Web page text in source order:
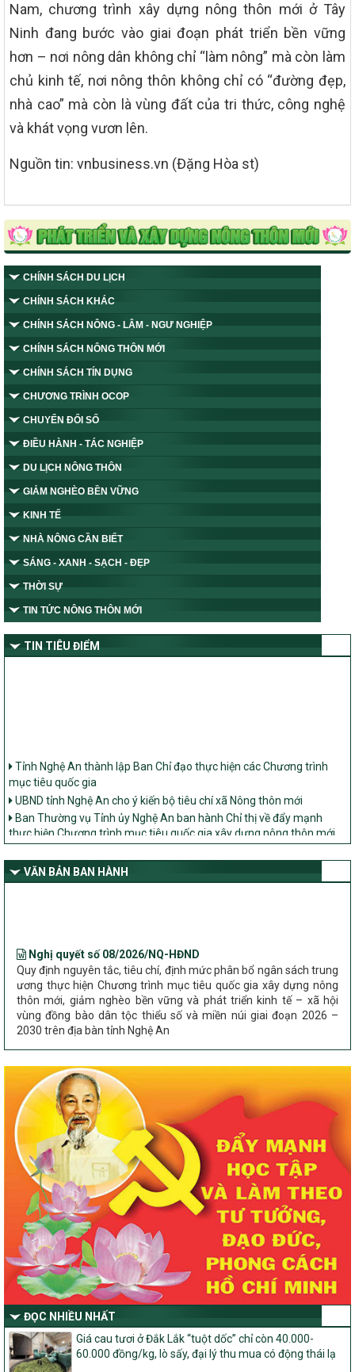
Nam, chương trình xây dựng nông thôn mới ở Tây
Ninh đang bước vào giai đoạn phát triển bền vững
hơn – nơi nông dân không chỉ “làm nông” mà còn làm
chủ kinh tế, nơi nông thôn không chỉ có “đường đẹp,
nhà cao” mà còn là vùng đất của tri thức, công nghệ
và khát vọng vươn lên.
Nguồn tin: vnbusiness.vn (Đặng Hòa st)
CHÍNH SÁCH DU LỊCH
CHÍNH SÁCH KHÁC
CHÍNH SÁCH NÔNG - LÂM - NGƯ NGHIỆP
CHÍNH SÁCH NÔNG THÔN MỚI
CHÍNH SÁCH TÍN DỤNG
CHƯƠNG TRÌNH OCOP
CHUYỂN ĐỔI SỐ
ĐIỀU HÀNH - TÁC NGHIỆP
DU LỊCH NÔNG THÔN
GIẢM NGHÈO BỀN VỮNG
KINH TẾ
NHÀ NÔNG CẦN BIẾT
SÁNG - XANH - SẠCH - ĐẸP
THỜI SỰ
TIN TỨC NÔNG THÔN MỚI
TIN TIÊU ĐIỂM
Tỉnh Nghệ An thành lập Ban Chỉ đạo thực hiện các Chương trình
mục tiêu quốc gia
UBND tỉnh Nghệ An cho ý kiến bộ tiêu chí xã Nông thôn mới
Ban Thường vụ Tỉnh ủy Nghệ An ban hành Chỉ thị về đẩy mạnh
thực hiện Chương trình mục tiêu quốc gia xây dựng nông thôn mới,
Nghệ An
VĂN BẢN BAN HÀNH
Quy định nguyên tắc, tiêu chí, định mức phân bổ ngân sách trung
ương thực hiện Chương trình mục tiêu quốc gia xây dựng nông
thôn mới, giảm nghèo bền vững và phát triển kinh tế – xã hội
vùng đồng bào dân tộc thiểu số và miền núi giai đoạn 2026 –
2030 trên địa bàn tỉnh Nghệ An
Chỉ Thị số 22-CT/TU
nông thôn mới, giảm nghèo bền vững và phát triển kinh tế – xã
hội vùng đồng bào dân tộc thiểu số và miền núi giai đoạn 2026 –
2030 trên địa bàn tỉnh Nghệ An
Quyết định số 2490/QĐ-UBND
Về việc thành lập Ban Chỉ đạo Chương trình mục tiều quốc gia xây
dựng nông thôn mới, giảm nghèo bền vững và phát triển kinh tế –
xã hội vùng đồng bào dân tộc thiểu số và miền núi giai đoạn 2026
-2030 tỉnh Nghệ An
Thông tư Số 23/2026/TT-BNNMT
Thông tư Hướng dẫn thực hiện một số nội dung Chương trình
mục tiêu quốc gia xây dựng nông thôn mới, giảm nghèo bền
vững và phát triển kinh tế – xã hội vùng đồng bào dân tộc thiểu
số và miền núi giai đoạn 2026-2030 thuộc phạm vi quản lý nhà
nước của Bộ Nông nghiệp và Môi trường
Quyết định số: 26/2026/QĐ-TTg
Quyết định ban hành Bộ tiêu chí và quy trình đánh giá, phân hạng
sản phẩm Mỗi xã một sản phẩm
số: 19/2026/QĐ-TTg
ĐỌC NHIỀU NHẤT
Giá cau tươi ở Đắk Lắk “tuột dốc” chỉ còn 40.000-
60.000 đồng/kg, lò sấy, đại lý thu mua có động thái lạ